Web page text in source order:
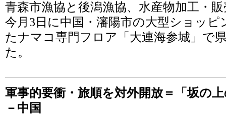
青森市漁協と後潟漁協、水産物加工・
今月3日に中国・瀋陽市の大型ショッ
たナマコ専門フロア「大連海参城」で
た。
軍事的要衝・旅順を対外開放＝「坂の
－中国